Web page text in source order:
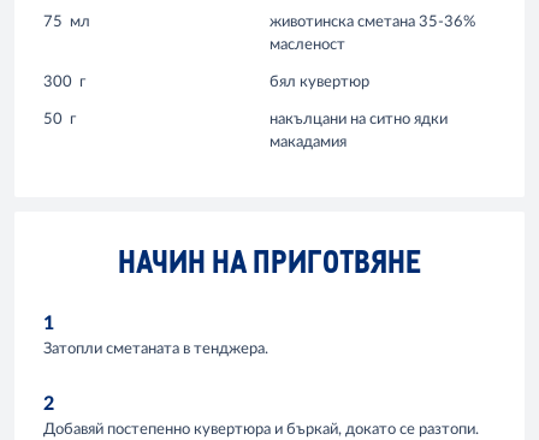
75 мл
животинска сметана 35-36%
масленост
300 г бял кувертюр
50 г
накълцани на ситно ядки
макадамия
НАЧИН НА ПРИГОТВЯНЕ
1
Затопли сметаната в тенджера.
2
Добавяй постепенно кувертюра и бъркай, докато се разтопи.